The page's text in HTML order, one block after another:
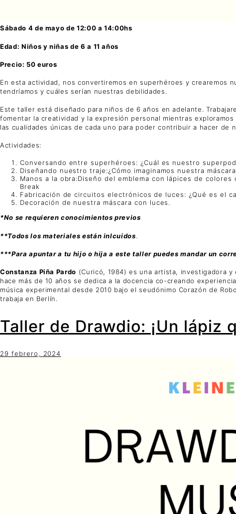
Sábado 4 de mayo de 12:00 a 14:00hs
Edad: Niños y niñas de 6 a 11 años
Precio: 50 euros
En esta actividad, nos convertiremos en superhéroes y crearemos
tendríamos y cuáles serían nuestras debilidades.
Este taller está diseñado para niños de 6 años en adelante.
fomentar la creatividad y la expresión personal mientras
las cualidades únicas de cada uno para poder contribuir a hacer de
Actividades:
Conversando entre superhéroes: ¿Cuál es nuestro
Diseñando nuestro traje:¿Cómo imaginamos nuestra
Manos a la obra:Diseño del emblema con lápices de
Break
Fabricación de circuitos electrónicos de luces: ¿Qué es el
Decoración de nuestra máscara con luces.
*No se requieren conocimientos previos
**Todos los materiales están inlcuidos.
***Para apuntar a tu hijo o hija a este taller puedes mandar un
Constanza Piña Pardo (Curicó, 1984) es una artista, investigadora
hace más de 10 años se dedica a la docencia co-creando
música experimental desde 2010 bajo el seudónimo Corazón de
trabaja en Berlín.
Taller de Drawdio: ¡Un lápiz
29 febrero, 2024